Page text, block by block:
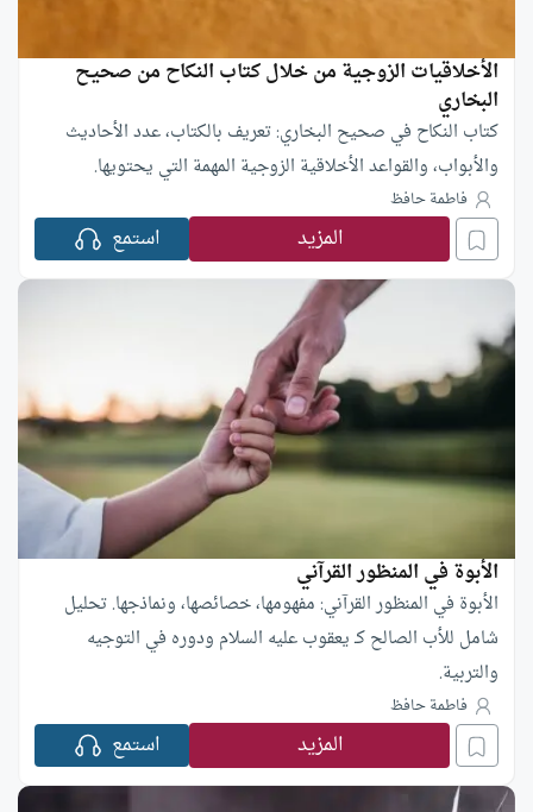
الأخلاقيات الزوجية من خلال كتاب النكاح من صحيح
البخاري
كتاب النكاح في صحيح البخاري: تعريف بالكتاب، عدد الأحاديث
والأبواب، والقواعد الأخلاقية الزوجية المهمة التي يحتويها.
فاطمة حافظ
المزيد استمع
الأبوة في المنظور القرآني
الأبوة في المنظور القرآني: مفهومها، خصائصها، ونماذجها. تحليل
شامل للأب الصالح كـ يعقوب عليه السلام ودوره في التوجيه
والتربية.
فاطمة حافظ
المزيد استمع